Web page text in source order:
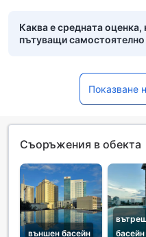
Каква е средната
пътуващи самостоятелно
Показване
Съоръжения в обекта
външен басейн
басейн